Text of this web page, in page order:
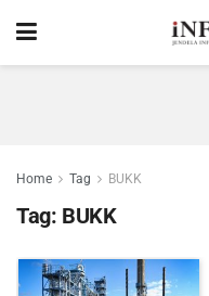
Home Tag BUKK
Tag: BUKK